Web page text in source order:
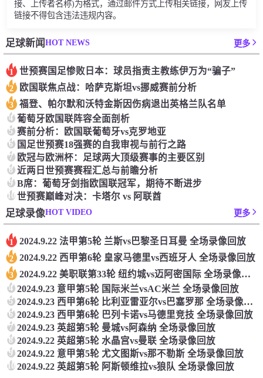
接、上传者名称)为格式，通过邮件方式上传相关链接，网友上传
链接不得包含违法违规内容。
足球新闻HOT NEWS 更多
1 世预赛国足惨败日本：球员指责主教练伊万为“骗子”
2 欧国联焦点战：哈萨克斯坦vs挪威赛前分析
3 福登、帕尔默和沃特金斯因伤病退出英格兰队名单
4 葡萄牙欧国联阵容全面剖析
5 赛前分析：欧国联葡萄牙vs克罗地亚
6 国足世预赛18强赛的自我审视与前行之路
7 欧冠与欧洲杯：足球两大顶级赛事的主要区别
8 近两日世预赛赛程汇总与前瞻分析‌
9 ‌B席：‌葡萄牙剑指欧国联冠军，‌期待不断进步‌
10世预赛巅峰对决：卡塔尔 vs 阿联酋
足球录像HOT VIDEO 更多
1 2024.9.22 法甲第5轮 兰斯vs巴黎圣日耳曼 全场录像回放
2 2024.9.22 西甲第6轮 皇家马德里vs西班牙人 全场录像回放
3 2024.9.22 美职联第33轮 纽约城vs迈阿密国际 全场录像回放
4 2024.9.23 意甲第5轮 国际米兰vsAC米兰 全场录像回放
5 2024.9.23 西甲第6轮 比利亚雷亚尔vs巴塞罗那 全场录像回放
6 2024.9.23 西甲第6轮 巴列卡诺vs马德里竞技 全场录像回放
7 2024.9.23 英超第5轮 曼城vs阿森纳 全场录像回放
8 2024.9.22 英超第5轮 水晶宫vs曼联 全场录像回放
9 2024.9.22 意甲第5轮 尤文图斯vs那不勒斯 全场录像回放
102024.9.22 英超第5轮 阿斯顿维拉vs狼队 全场录像回放